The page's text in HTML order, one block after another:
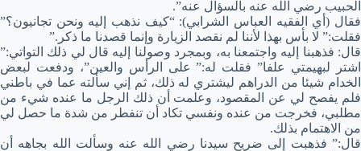
الحبيب رضي الله عنه بالسؤال عنه”.
فقال (أي الفقيه العباس الشرابي): “كيف نذهب إليه ونحن تجانيون؟”
فقلت:” لا بأس بهذا لأننا لم نقصد الزيارة وإنما قصدنا ما ذكر.”
قال: فذهبنا إليه واجتمعنا به، وبمجرد وصولنا إليه قال لي ذلك التواتي:”
اشتر لبهيمتي علفا” فقلت له:” على الرأس والعين”، ودفعت لبعض
الخدام شيئا من الدراهم ليشتري له ذلك، ثم إني سألته عما في باطني
فلم يفصح لي عن المقصود، وعلمت أن ذلك الرجل ما عنده شيء من
مطلبي، فخرجت من عنده ونفسي تكاد أن تنفطر من شدة ما حصل لي
من الاهتمام بذلك.
قال:” فذهبت إلى ضريح سيدنا رضي الله عنه وسألت الله بجاهه أن